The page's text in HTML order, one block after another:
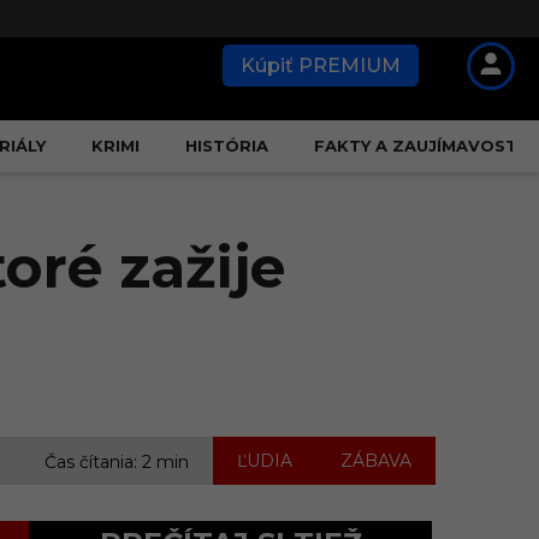
Kúpiť PREMIUM
KRIMI HISTÓRIA FAKTY A ZAUJÍMAVOSTI
zažije
Čas čítania: 2 min ĽUDIA ZÁBAVA